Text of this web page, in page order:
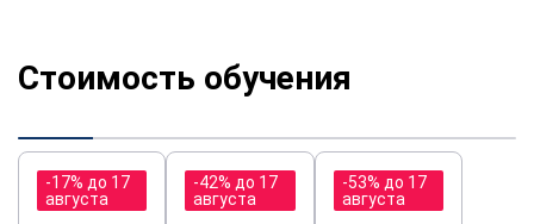
Стоимость обучения
-17% до 17
августа
-42% до 17
августа
-53% до 17
августа